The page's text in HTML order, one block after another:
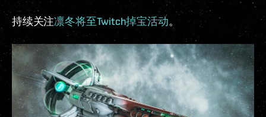
持续关注凛冬将至Twitch掉宝活动。